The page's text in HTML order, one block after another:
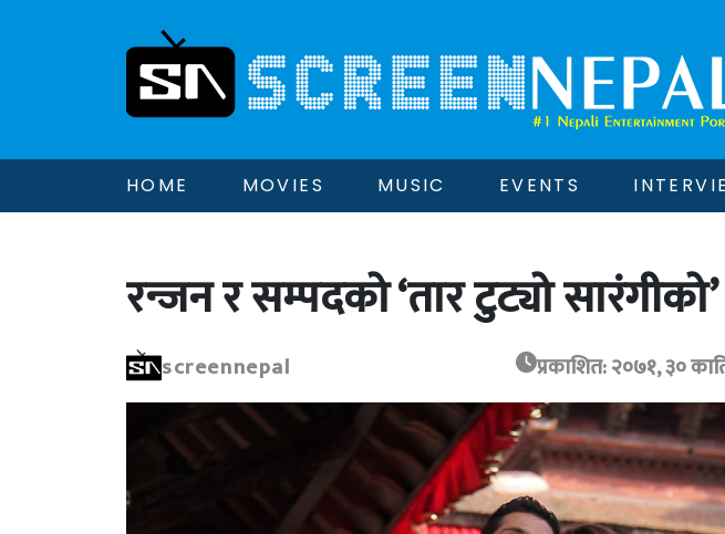
HOME MOVIES MUSIC EVENTS
रन्जन र सम्पदको ‘तार टुट्यो सारंगीको’
screennepal प्रकाशित: २०७१, ३०